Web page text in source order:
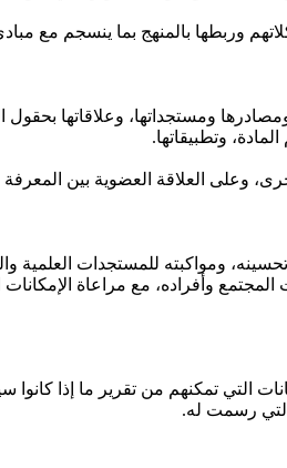
وربطها بالمنهج بما ينسجم مع
ومستجداتها، وعلاقاتها بحقول
وتطبيقاتها.
وعلى العلاقة العضوية بين المعرفة
ومواكبته للمستجدات العلمية
المجتمع وأفراده، مع مراعاة
تمكنهم من تقرير ما إذا كانوا
التي رسمت له.